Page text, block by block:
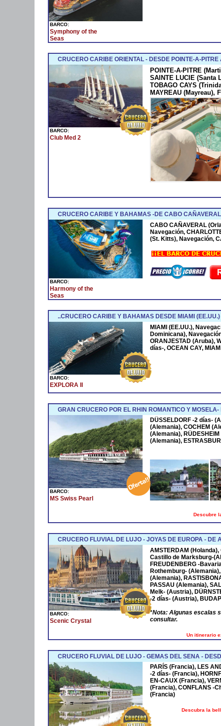
BARCO:
Symphony of the
Seas
CRUCERO CARIBE ORIENTAL - DESDE POINTE-A-PITRE
BARCO:
Club Med 2
POINTE-A-PITRE
SAINTE LUCIE (Santa
TOBAGO CAYS
MAYREAU (Mayreau),
CRUCERO CARIBE Y BAHAMAS -DE CABO
BARCO:
Harmony of the
Seas
CABO CAÑAVERAL
Navegación,
(St. Kitts), Navegación,
..CRUCERO CARIBE Y BAHAMAS DESDE MIAMI (EE.UU.)
BARCO:
EXPLORA II
MIAMI (EE.UU.),
Dominicana),
ORANJESTAD (Aruba),
días-, OCEAN CAY,
GRAN CRUCERO POR EL RHIN ROMANTICO Y
BARCO:
MS Swiss Pearl
DÜSSELDORF -2 días-
(Alemania), COCHEM
(Alemania),
(Alemania),
Descubre
CRUCERO FLUVIAL DE LUJO - JOYAS DE EUROPA - DE
BARCO:
Scenic Crystal
AMSTERDAM (Holanda),
Castillo de Marksburg-
FREUDENBERG -
Rothemburg-
(Alemania),
PASSAU (Alemania),
Melk- (Austria),
-2 días- (Austria),
*Nota: Algunas escalas
consultar.
Un itinerario
CRUCERO FLUVIAL DE LUJO - GEMAS DEL SENA -
PARÍS (Francia), LES
-2 días- (Francia),
EN-CAUX (Francia),
(Francia), CONFLANS -
(Francia)
Descubra la